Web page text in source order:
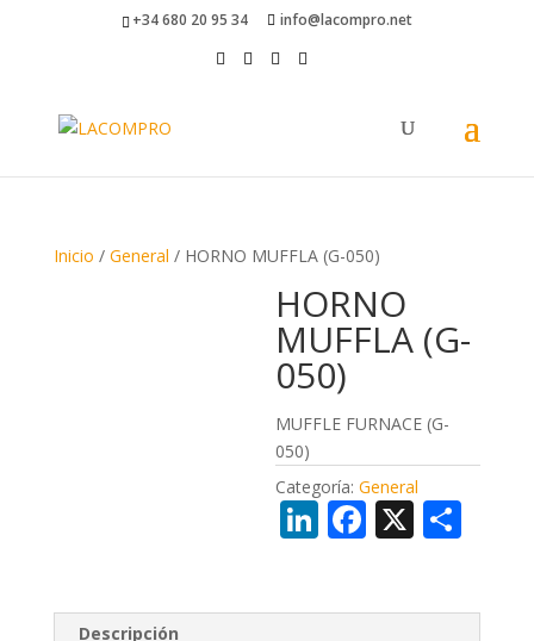
+34 680 20 95 34 info@lacompro.net
Inicio / General / HORNO MUFFLA (G-050)
HORNO
MUFFLA (G-
050)
MUFFLE FURNACE (G-
050)
Categoría:General
Li F X
Descripción